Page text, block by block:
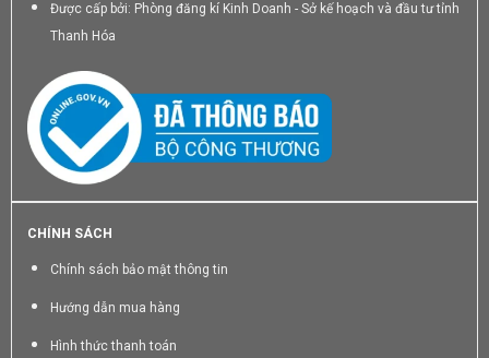
Được cấp bởi: Phòng đăng kí Kinh Doanh - Sở kế hoạch và đầu tư tỉnh
Thanh Hóa
CHÍNH SÁCH
Chính sách bảo mật thông tin
Hướng dẫn mua hàng
Hình thức thanh toán